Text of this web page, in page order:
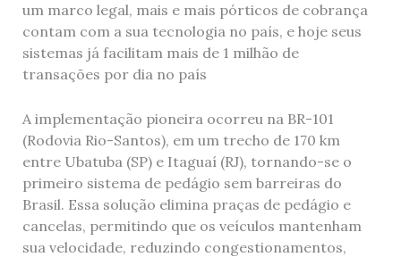
um marco legal, mais e mais pórticos de cobrança
contam com a sua tecnologia no país, e hoje seus
sistemas já facilitam mais de 1 milhão de
transações por dia no país
A implementação pioneira ocorreu na BR-101
(Rodovia Rio-Santos), em um trecho de 170 km
entre Ubatuba (SP) e Itaguaí (RJ), tornando-se o
primeiro sistema de pedágio sem barreiras do
Brasil. Essa solução elimina praças de pedágio e
cancelas, permitindo que os veículos mantenham
sua velocidade, reduzindo congestionamentos,